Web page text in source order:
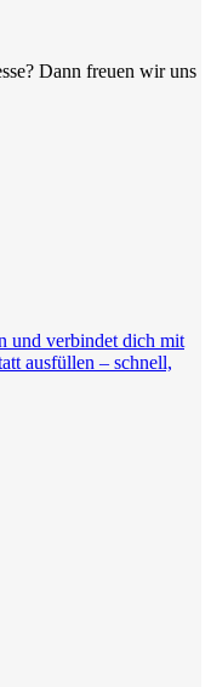
Dann freuen wir uns
und verbindet dich mit
ausfüllen – schnell,